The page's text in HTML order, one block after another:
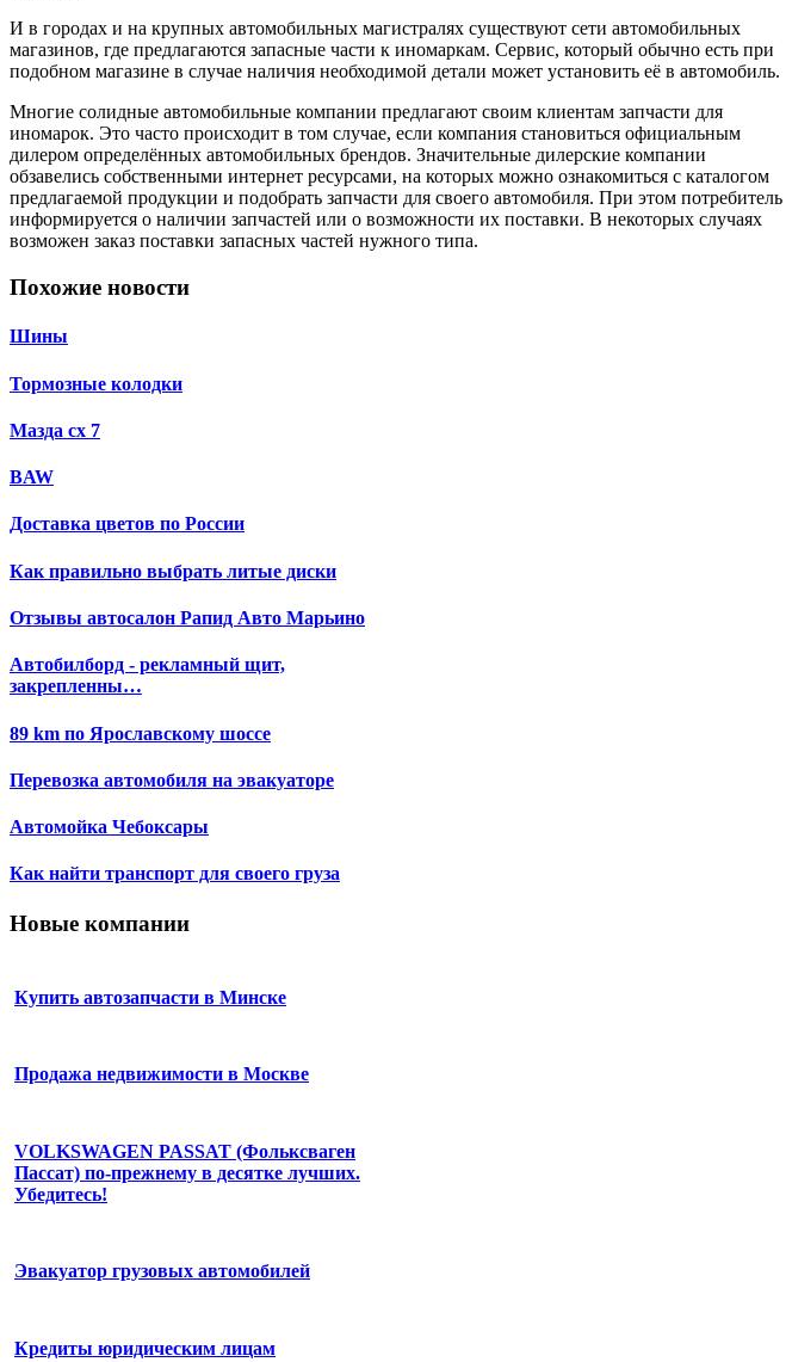
И в городах и на крупных автомобильных магистралях существуют сети автомобильных
магазинов, где предлагаются запасные части к иномаркам. Сервис, который обычно есть при
подобном магазине в случае наличия необходимой детали может установить её в автомобиль.
Многие солидные автомобильные компании предлагают своим клиентам запчасти для
иномарок. Это часто происходит в том случае, если компания становиться официальным
дилером определённых автомобильных брендов. Значительные дилерские компании
обзавелись собственными интернет ресурсами, на которых можно ознакомиться с каталогом
предлагаемой продукции и подобрать запчасти для своего автомобиля. При этом потребитель
информируется о наличии запчастей или о возможности их поставки. В некоторых случаях
возможен заказ поставки запасных частей нужного типа.
Похожие новости
Шины
Тормозные колодки
Мазда сх 7
BAW
Доставка цветов по России
Как правильно выбрать литые диски
Отзывы автосалон Рапид Авто Марьино
Автобилборд - рекламный щит,
закрепленны…
89 km по Ярославскому шоссе
Перевозка автомобиля на эвакуаторе
Автомойка Чебоксары
Как найти транспорт для своего груза
Новые компании
Купить автозапчасти в Минске
Продажа недвижимости в Москве
VOLKSWAGEN PASSAT (Фольксваген
Пассат) по-прежнему в десятке лучших.
Убедитесь!
Эвакуатор грузовых автомобилей
Кредиты юридическим лицам